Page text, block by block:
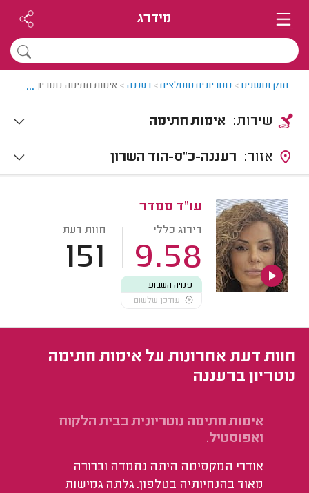
מידרג
חוק ומשפט > נוטריונים מומלצים> רעננה > אימות חתימה נוטריון ברעננה
...
אימות חתימה
רעננה-כ"ס-הוד השרון
עו"ד סמדר
דירוג כללי
9.58
חוות דעת
151
פנויה השבוע
עודכן שלשום
חוות דעת אחרונות על אימות חתימה
נוטריון ברעננה
אימות חתימה נוטריונית בבית הלקוח
ואפוסטיל.
אודרי המקסימה היתה נחמדה וברורה
מאוד בהנחיותיה בטלפון. גלתה גמישות